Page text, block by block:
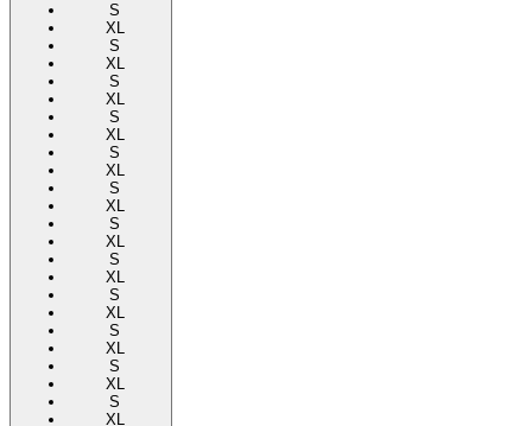
S
XL
S
XL
S
XL
S
XL
S
XL
S
XL
S
XL
S
XL
S
XL
S
XL
S
XL
S
XL